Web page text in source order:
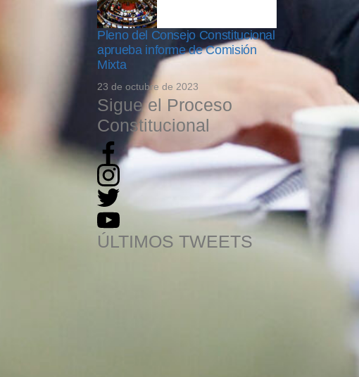
Pleno del Consejo Constitucional
aprueba informe de Comisión
Mixta
23 de octubre de 2023
Sigue el Proceso
Constitucional
ÚLTIMOS TWEETS